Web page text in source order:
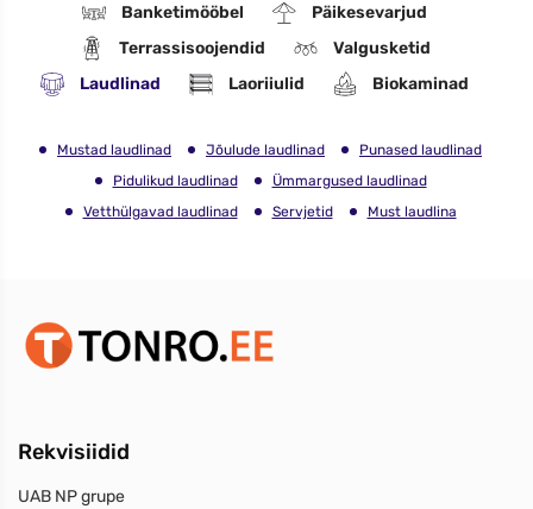
Banketimööbel
Päikesevarjud
Terrassisoojendid
Valgusketid
Laudlinad
Laoriiulid Biokaminad
Mustad laudlinad Jõulude laudlinad
Punased laudlinad
Pidulikud laudlinad
Ümmargused laudlinad
Vetthülgavad laudlinad
Servjetid Must laudlina
Rekvisiidid
UAB NP grupe